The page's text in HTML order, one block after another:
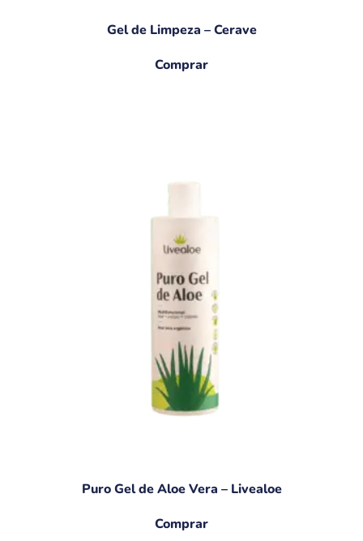
Gel de Limpeza – Cerave
Comprar
Puro Gel de Aloe Vera – Livealoe
Comprar